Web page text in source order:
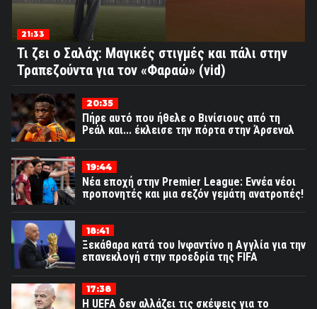
21:33
Τι ζει ο Σαλάχ: Μαγικές στιγμές και πάλι στην
Τραπεζούντα για τον «Φαραώ» (vid)
20:35
Πήρε αυτό που ήθελε ο Βινίσιους από τη
Ρεάλ και... έκλεισε την πόρτα στην Άρσεναλ
19:44
Νέα εποχή στην Premier League: Εννέα νέοι
προπονητές και μια σεζόν γεμάτη ανατροπές!
18:41
Ξεκάθαρα κατά του Ινφαντίνο η Αγγλία για την
επανεκλογή στην προεδρία της FIFA
17:38
Η UEFA δεν αλλάζει τις σκέψεις για το